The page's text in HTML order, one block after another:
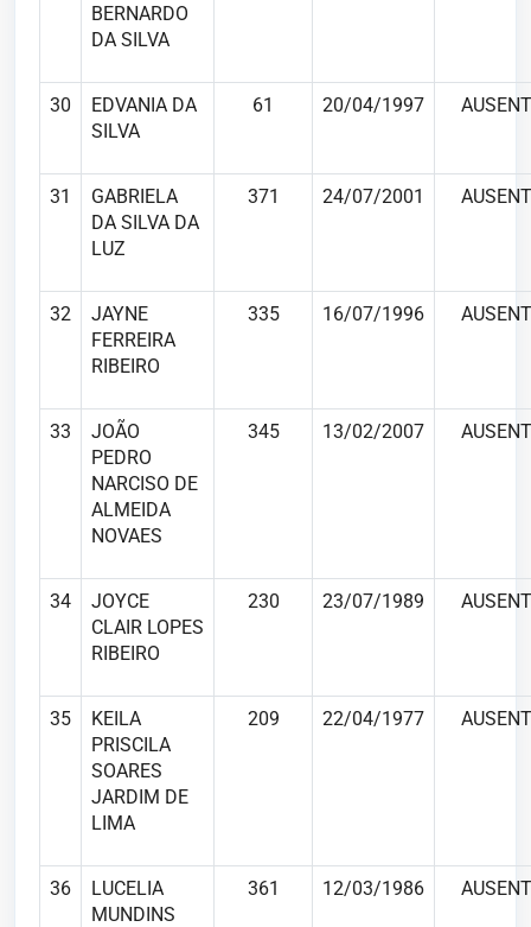
BERNARDO
DA SILVA
30
EDVANIA DA
SILVA
61 20/04/1997
31
GABRIELA
DA SILVA DA
LUZ
371 24/07/2001
32
JAYNE
FERREIRA
RIBEIRO
335 16/07/1996
33
JOÃO
PEDRO
NARCISO DE
ALMEIDA
NOVAES
345 13/02/2007
34
JOYCE
CLAIR LOPES
RIBEIRO
230 23/07/1989
35
KEILA
PRISCILA
SOARES
JARDIM DE
LIMA
209 22/04/1977
36
LUCELIA
MUNDINS
361 12/03/1986